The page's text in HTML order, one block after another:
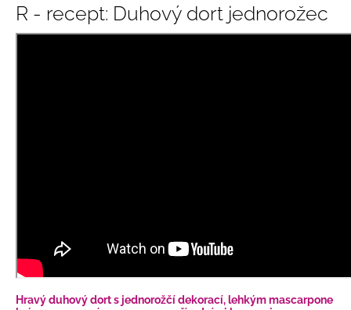
R - recept: Duhový dort jednorožec
Hravý duhový dort s jednorožčí dekorací, lehkým mascarpone